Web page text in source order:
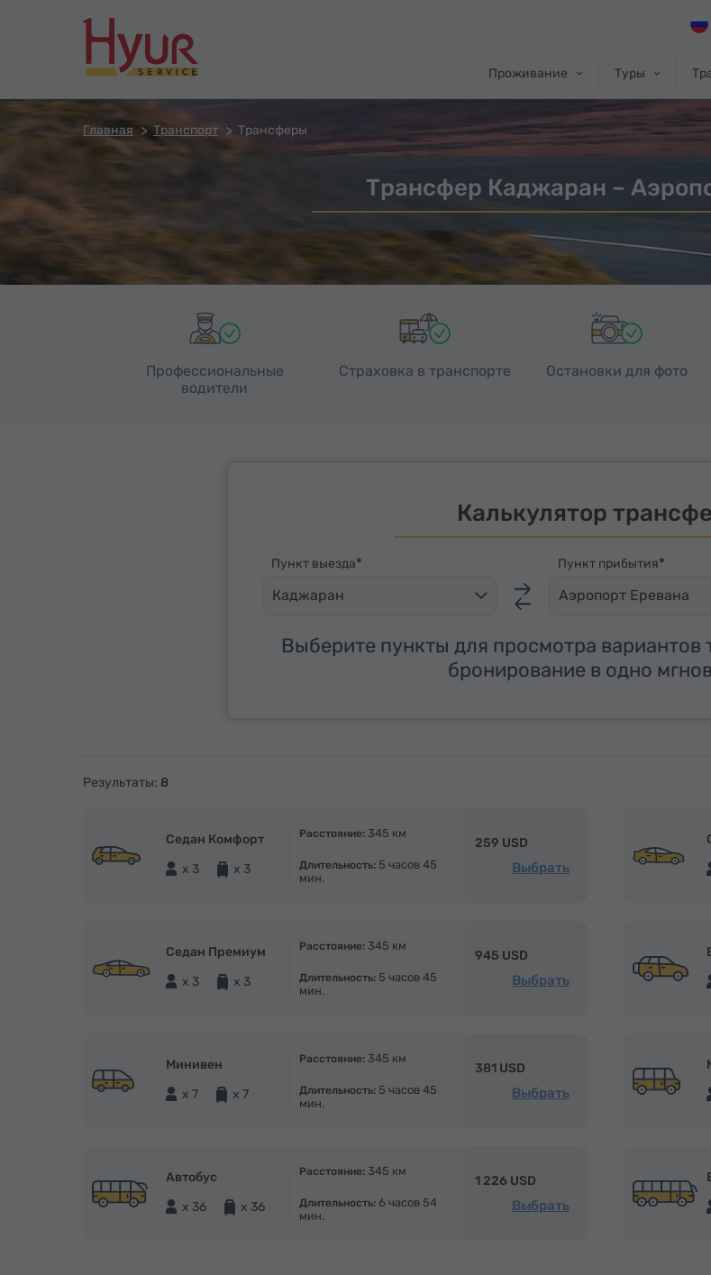
Проживание Туры
Главная Транспорт Трансферы
Трансфер Каджаран –
Профессиональные
водители
Страховка в транспорте Остановки для фото
Калькулятор
Пункт выезда
Каджаран
Пункт прибытия
Аэропорт Еревана
Выберите пункты для просмотра вариантов
бронирование в одно
Результаты: 8
Седан Комфорт
x 3
x 3
Расстояние: 345 км
Длительность: 5 часов 45
мин.
259 USD
Выбрать
Седан Премиум
x 3
x 3
Расстояние: 345 км
Длительность: 5 часов 45
мин.
945 USD
Выбрать
Минивен
x 7
x 7
Расстояние: 345 км
Длительность: 5 часов 45
мин.
381 USD
Выбрать
Автобус
x 36
x 36
Расстояние: 345 км
Длительность: 6 часов 54
мин.
1 226 USD
Выбрать